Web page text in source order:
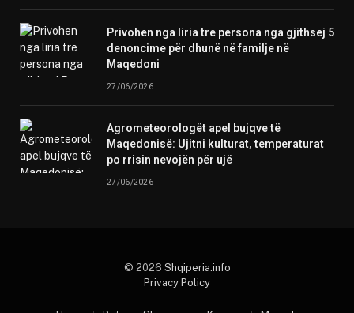
Privohen nga liria tre persona nga gjithsej 5
denoncime për dhunë në familje në
Maqedoni
27/06/2026
Agrometeorologët apel bujqve të
Maqedonisë: Ujitni kulturat, temperaturat
po rrisin nevojën për ujë
27/06/2026
© 2026 Shqiperia.info
Privacy Policy